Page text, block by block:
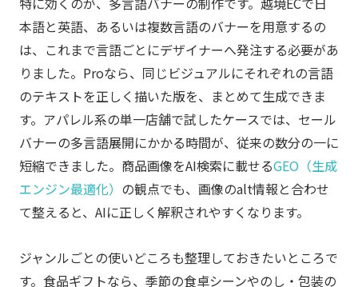
本語と英語、あるいは複数言語のバナーを用意するの
は、これまで言語ごとにデザイナーへ発注する必要があ
りました。Proなら、同じビジュアルにそれぞれの言語
のテキストを正しく描いた版を、まとめて生成できま
す。アパレル系の単一店舗で試したケースでは、セール
バナーの多言語展開にかかる時間が、従来の数分の一に
短縮できました。商品画像をAI検索に載せるGEO（生成
エンジン最適化） の観点でも、画像のalt情報と合わせ
て整えると、AIに正しく解釈されやすくなります。
ジャンルごとの使いどころも整理しておきたいところで
す。食品ギフトなら、季節の食卓シーンやのし・包装の